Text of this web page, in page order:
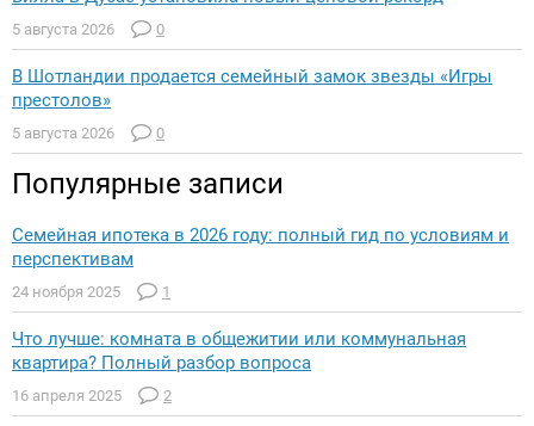
5 августа 2026 0
В Шотландии продается семейный замок звезды «Игры
престолов»
5 августа 2026 0
Популярные записи
Семейная ипотека в 2026 году: полный гид по условиям и
перспективам
24 ноября 2025 1
Что лучше: комната в общежитии или коммунальная
квартира? Полный разбор вопроса
16 апреля 2025 2